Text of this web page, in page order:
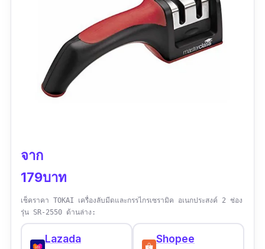
จาก
179บาท
เช็คราคา TOKAI เครื่องลับมีดและกรรไกรเซรามิค อเนกประสงค์ 2 ช่อง
รุ่น SR-2550 ด้านล่าง:
Lazada
Shopee